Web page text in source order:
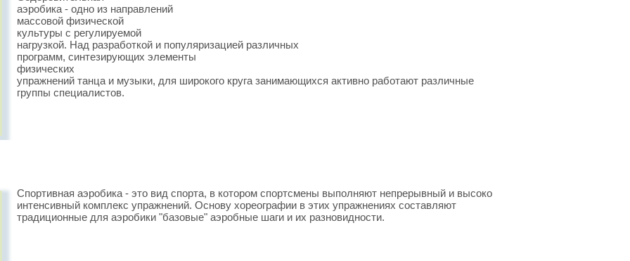
аэробика - одно из направлений
массовой физической
культуры с регулируемой
нагрузкой. Над разработкой и популяризацией различных
программ, синтезирующих элементы
физических
упражнений танца и музыки, для широкого круга занимающихся активно работают различные
группы специалистов.
Спортивная аэробика - это вид спорта, в котором спортсмены выполняют непрерывный и высоко
интенсивный комплекс упражнений. Основу хореографии в этих упражнениях составляют
традиционные для аэробики "базовые" аэробные шаги и их разновидности.